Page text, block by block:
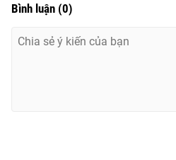
Bình luận (0)